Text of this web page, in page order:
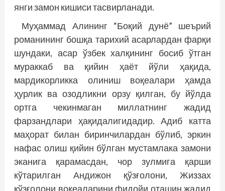
янги замон кишиси тасвирланади.
Муҳаммад Алининг “Боқий дунё” шеърий
романининг бошқа тарихий асарлардан фарқи
шундаки, асар ўзбек халқининг босиб ўтган
мураккаб ва қийин ҳаёт йўли ҳақида,
мардикорликка олиниш воқеалари ҳамда
ҳурлик ва озодликни орзу қилган, бу йўлда
ортга чекинмаган миллатнинг жадид
фарзандлари ҳақидалигидадир. Адиб катта
маҳорат билан биринчилардан бўлиб, эркин
нафас олиш қийин бўлган мустамлака замони
эканига қарамасдан, чор зулмига қарши
кўтарилган Андижон қўзғолони, Жиззах
қўзғолони воқеаларини фидойи оташин жадид